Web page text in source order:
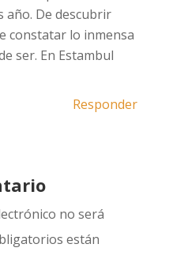
año. De descubrir
constatar lo inmensa
ser. En Estambul
Responder
no será
están